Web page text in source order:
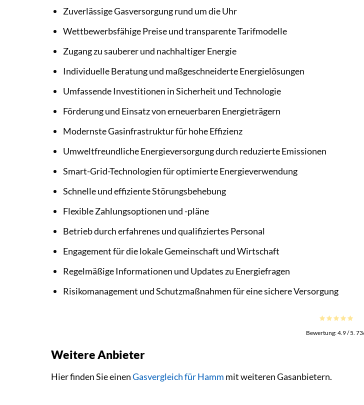
Zuverlässige Gasversorgung rund um die Uhr
Wettbewerbsfähige Preise und transparente Tarifmodelle
Zugang zu sauberer und nachhaltiger Energie
Individuelle Beratung und maßgeschneiderte Energielösungen
Umfassende Investitionen in Sicherheit und Technologie
Förderung und Einsatz von erneuerbaren Energieträgern
Modernste Gasinfrastruktur für hohe Effizienz
Umweltfreundliche Energieversorgung durch reduzierte Emissionen
Smart-Grid-Technologien für optimierte Energieverwendung
Schnelle und effiziente Störungsbehebung
Flexible Zahlungsoptionen und -pläne
Betrieb durch erfahrenes und qualifiziertes Personal
Engagement für die lokale Gemeinschaft und Wirtschaft
Regelmäßige Informationen und Updates zu Energiefragen
Risikomanagement und Schutzmaßnahmen für eine sichere Versorgung
Bewertung:4.9/ 5.
Weitere Anbieter
Hier finden Sie einenGasvergleich für Hamm mit weiteren Gasanbietern.